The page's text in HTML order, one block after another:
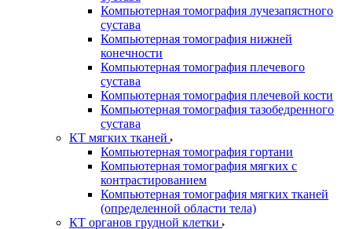
Компьютерная томография лучезапястного
сустава
Компьютерная томография нижней
конечности
Компьютерная томография плечевого
сустава
Компьютерная томография плечевой кости
Компьютерная томография тазобедренного
сустава
КТ мягких тканей
Компьютерная томография гортани
Компьютерная томография мягких с
контрастированием
Компьютерная томография мягких тканей
(определенной области тела)
КТ органов грудной клетки